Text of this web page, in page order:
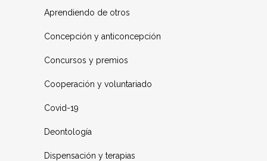
Aprendiendo de otros
Concepción y anticoncepción
Concursos y premios
Cooperación y voluntariado
Covid-19
Deontología
Dispensación y terapias